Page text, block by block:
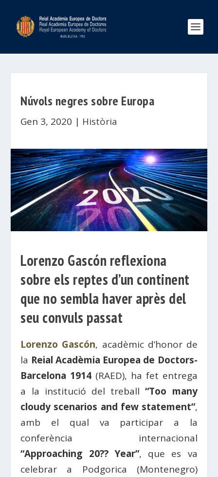
Núvols negres sobre Europa
Gen 3, 2020 | Història
Lorenzo Gascón reflexiona
sobre els reptes d’un continent
que no sembla haver après del
seu convuls passat
Lorenzo Gascón, acadèmic d’honor de
la Reial Acadèmia Europea de Doctors-
Barcelona 1914 (RAED), ha fet entrega
a la institució del treball“Too many
cloudy scenarios and few statement”,
amb el qual va participar a la
conferència internacional
“Approaching 20?? Year”, que es va
celebrar a Podgorica (Montenegro)